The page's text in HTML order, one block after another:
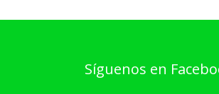
Síguenos en